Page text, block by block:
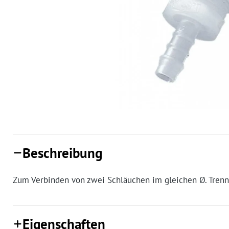
Beschreibung
Zum Verbinden von zwei Schläuchen im gleichen Ø.
Eigenschaften